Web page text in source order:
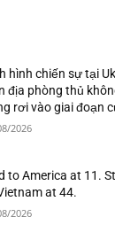
hình chiến sự tại
địa phòng thủ
rơi vào giai đoạn
2026
to America at 11.
at 44.
2026